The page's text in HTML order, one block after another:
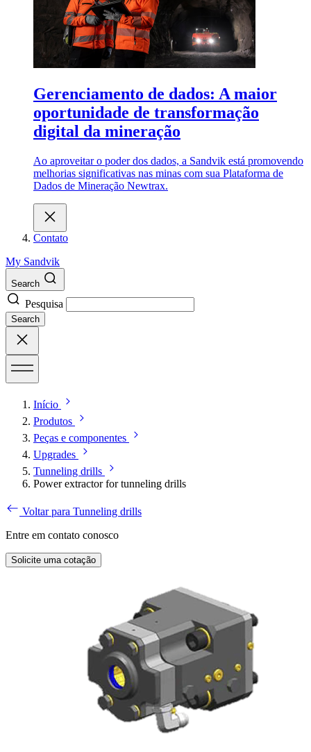
Gerenciamento de dados: A maior
oportunidade de transformação
digital da mineração
Ao aproveitar o poder dos dados, a Sandvik está promovendo
melhorias significativas nas minas com sua Plataforma de
Dados de Mineração Newtrax.
Contato
My Sandvik
Search
Pesquisa
Search
Início
Produtos
Peças e componentes
Upgrades
Tunneling drills
Power extractor for tunneling drills
Voltar para Tunneling drills
Entre em contato conosco
Solicite uma cotação